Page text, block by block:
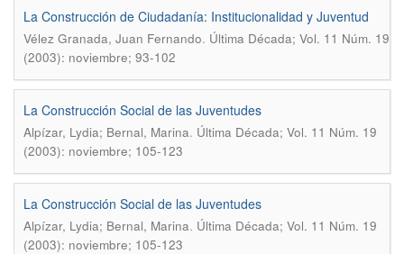
La Construcción de Ciudadanía: Institucionalidad y Juventud
Vélez Granada, Juan Fernando. Última Década; Vol. 11 Núm. 19
(2003): noviembre; 93-102
La Construcción Social de las Juventudes
Alpízar, Lydia; Bernal, Marina. Última Década; Vol. 11 Núm. 19
(2003): noviembre; 105-123
La Construcción Social de las Juventudes
Alpízar, Lydia; Bernal, Marina. Última Década; Vol. 11 Núm. 19
(2003): noviembre; 105-123